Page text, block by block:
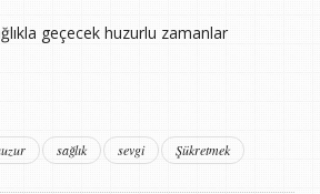
geçecek huzurlu zamanlar
sağlık sevgi Şükretmek